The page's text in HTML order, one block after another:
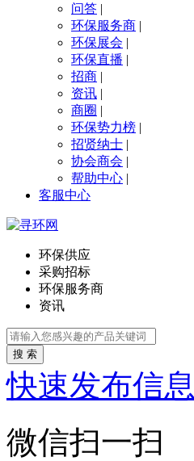
问答 |
环保服务商 |
环保展会 |
环保直播 |
招商 |
资讯 |
商圈 |
环保势力榜 |
招贤纳士 |
协会商会 |
帮助中心 |
客服中心
环保供应
采购招标
环保服务商
资讯
搜 索
快速发布信息
微信扫一扫